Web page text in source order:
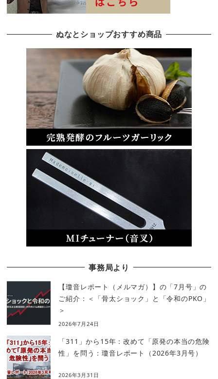
ぬなとショップおすすめ商品
事務局より
【瓊音レポート（メルマガ）】の「7月号」の
ご紹介：＜「骨太ショック」と「令和のPKO」
＞
2026年7月24日
「311」から15年：改めて「原発の本当の危険
性」を問う：瓊音レポート（2026年3月号）
2026年3月31日